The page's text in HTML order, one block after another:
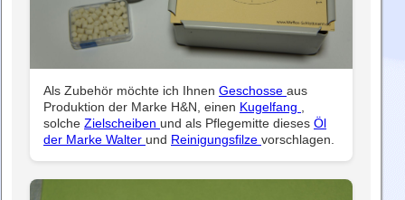
Als Zubehör möchte ich Ihnen Geschosse aus
Produktion der Marke H&N, einen Kugelfang
solche Zielscheiben und als Pflegemitte dieses Öl
der Marke Walter und Reinigungsfilze vorschlagen.